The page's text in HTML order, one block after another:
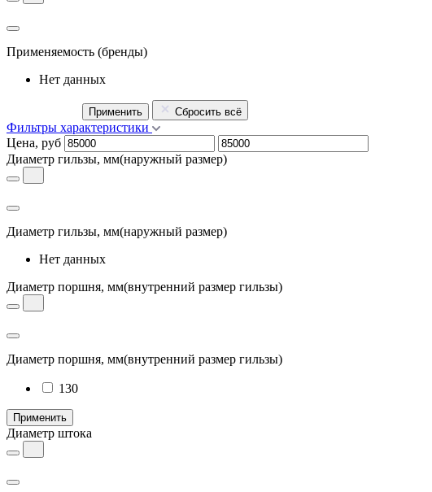
Применяемость (бренды)
Нет данных
Применить Сбросить всё
Фильтры характеристики
Цена, руб
Диаметр гильзы, мм(наружный размер)
Диаметр гильзы, мм(наружный размер)
Нет данных
Диаметр поршня, мм(внутренний размер гильзы)
Диаметр поршня, мм(внутренний размер гильзы)
130
Применить
Диаметр штока